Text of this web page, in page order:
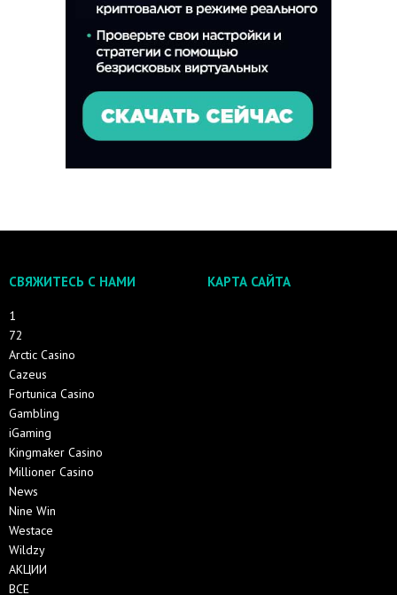
СВЯЖИТЕСЬ С НАМИ
1
72
Arctic Casino
Cazeus
Fortunica Casino
Gambling
iGaming
Kingmaker Casino
Millioner Casino
News
Nine Win
Westace
Wildzy
АКЦИИ
ВСЕ
КАРТА САЙТА